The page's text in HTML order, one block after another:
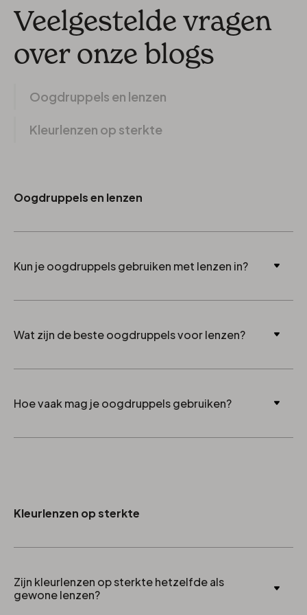
Veelgestelde vragen
over onze blogs
Oogdruppels en lenzen
Kleurlenzen op sterkte
Oogdruppels en lenzen
Kun je oogdruppels gebruiken met lenzen in?
Wat zijn de beste oogdruppels voor lenzen?
zoals:
Hoe vaak mag je oogdruppels gebruiken?
Kleurlenzen op sterkte
Zijn kleurlenzen op sterkte hetzelfde als
gewone lenzen?